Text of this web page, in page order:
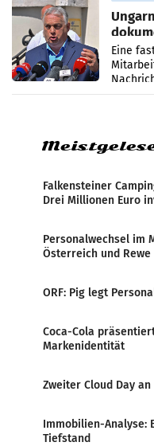
Zensur
Eine
Falkensteiner
Drei Millionen Euro
Personalwechsel im
Österreich und Rewe
ORF: Pig legt
Coca-Cola
Markenidentität
Zweiter Cloud Day
Immobilien-Analyse:
Tiefstand